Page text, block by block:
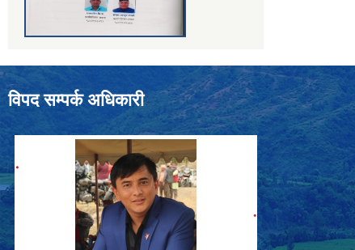
विपद सम्पर्क अधिकारी